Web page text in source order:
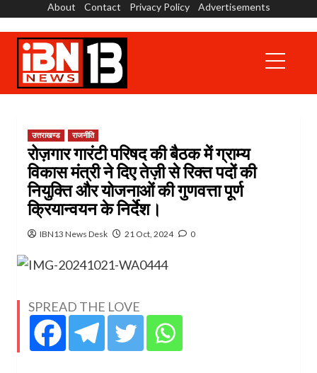
content
About Contact Privacy Policy Advertisements
Menu
उत्तराखण्ड राजनीति
रोज़गार गारंटी परिषद की बैठक में ग्राम्य
विकास मंत्री ने दिए तेज़ी से रिक्त पदों की
नियुक्ति और योजनाओं की गुणवत्ता पूर्ण
क्रियान्वयन के निर्देश।
IBN13 News Desk 21 Oct, 2024 0
SPREAD THE LOVE